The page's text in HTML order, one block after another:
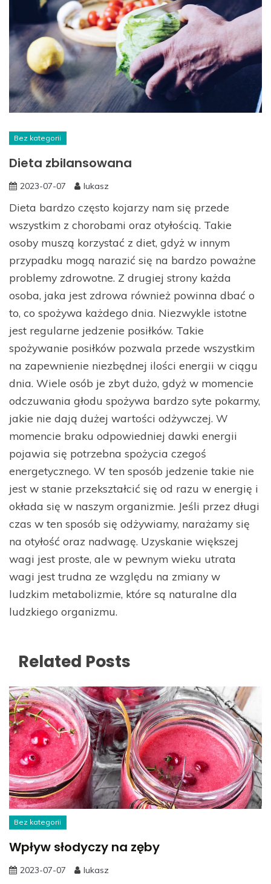
Bez kategorii
Dieta zbilansowana
2023-07-07 lukasz
Dieta bardzo często kojarzy nam się przede
wszystkim z chorobami oraz otyłością. Takie
osoby muszą korzystać z diet, gdyż w innym
przypadku mogą narazić się na bardzo poważne
problemy zdrowotne. Z drugiej strony każda
osoba, jaka jest zdrowa również powinna dbać o
to, co spożywa każdego dnia. Niezwykle istotne
jest regularne jedzenie posiłków. Takie
spożywanie posiłków pozwala przede wszystkim
na zapewnienie niezbędnej ilości energii w ciągu
dnia. Wiele osób je zbyt dużo, gdyż w momencie
odczuwania głodu spożywa bardzo syte pokarmy,
jakie nie dają dużej wartości odżywczej. W
momencie braku odpowiedniej dawki energii
pojawia się potrzebna spożycia czegoś
energetycznego. W ten sposób jedzenie takie nie
jest w stanie przekształcić się od razu w energię i
okłada się w naszym organizmie. Jeśli przez długi
czas w ten sposób się odżywiamy, narażamy się
na otyłość oraz nadwagę. Uzyskanie większej
wagi jest proste, ale w pewnym wieku utrata
wagi jest trudna ze względu na zmiany w
ludzkim metabolizmie, które są naturalne dla
ludzkiego organizmu.
Related Posts
Bez kategorii
Wpływ słodyczy na zęby
2023-07-07 lukasz